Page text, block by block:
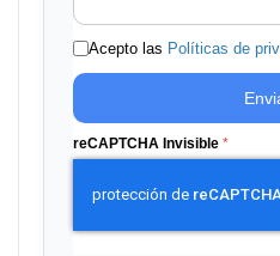
Acepto las Políticas de
reCAPTCHA Invisible *